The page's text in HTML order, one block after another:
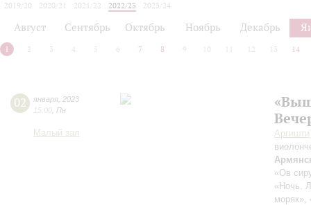
2019/20
2020/21 2021/22 2022/23
2023/24
Август Сентябрь Октябрь Ноябрь Декабрь
1 2 3 4 5 6 7 8 9 10 12 13 14
02 января 2023
15:00 Пн
Малый зал Аргишти
«Ов
«Ночь.